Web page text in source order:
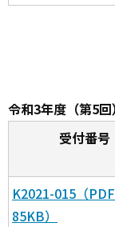
令和3年度（第5回
受付番号
K2021-015（PDF
85KB）